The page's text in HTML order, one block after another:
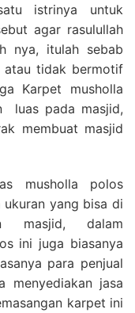
istrinya untuk
agar rasulullah
nya, itulah sebab
tidak bermotif
Karpet musholla
luas pada masjid,
membuat masjid
musholla polos
yang bisa di
masjid, dalam
ini juga biasanya
para penjual
menyediakan jasa
karpet ini